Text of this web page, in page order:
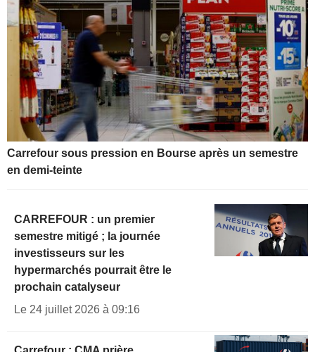
Carrefour sous pression en Bourse après un semestre
en demi-teinte
CARREFOUR : un premier
semestre mitigé ; la journée
investisseurs sur les
hypermarchés pourrait être le
prochain catalyseur
Le 24 juillet 2026 à 09:16